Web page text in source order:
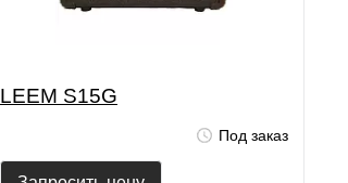
LEEM S15G
Под заказ